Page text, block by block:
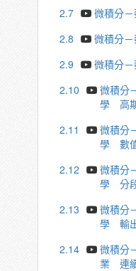
2.7
微積分
2.8
微積分
2.9
微積分
2.10
微積分
學 高
2.11
微積分
學 數
2.12
微積分
學 分
2.13
微積分
學 輸
2.14
微積分
業 連